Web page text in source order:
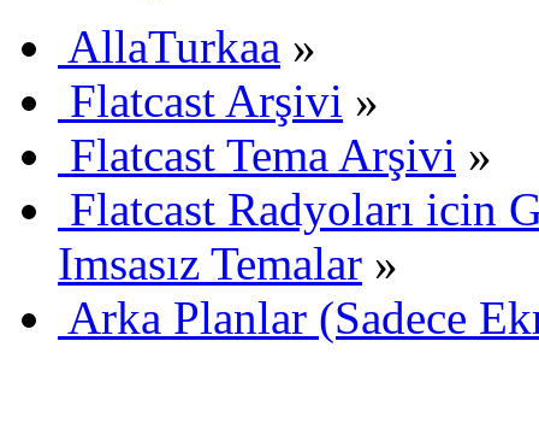
AllaTurkaa »
Flatcast Arşivi »
Flatcast Tema Arşivi »
Flatcast Radyoları icin
Imsasız Temalar »
Arka Planlar (Sadece